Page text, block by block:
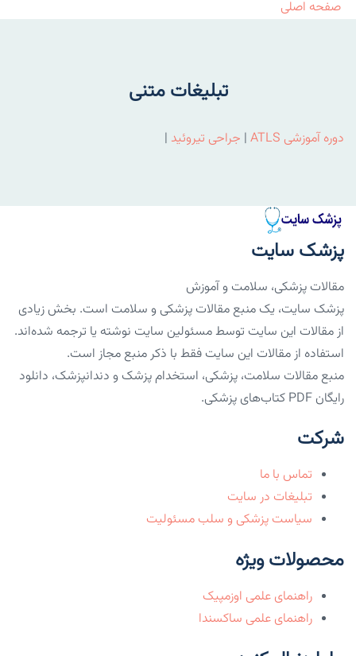
صفحه اصلی
تبلیغات متنی
دوره آموزشی ATLS | جراحی تیروئید |
پزشک سایت
مقالات پزشکی، سلامت و آموزش
پزشک سایت، یک منبع مقالات پزشکی و سلامت است. بخش زیادی
از مقالات این سایت توسط مسئولین سایت نوشته یا ترجمه شده‌اند.
استفاده از مقالات این سایت فقط با ذکر منبع مجاز است.
منبع مقالات سلامت، پزشکی، استخدام پزشک و دندانپزشک، دانلود
رایگان PDF کتاب‌های پزشکی.
شرکت
تماس با ما
تبلیغات در سایت
سیاست پزشکی و سلب مسئولیت
محصولات ویژه
راهنمای علمی اوزمپیک
راهنمای علمی ساکسندا